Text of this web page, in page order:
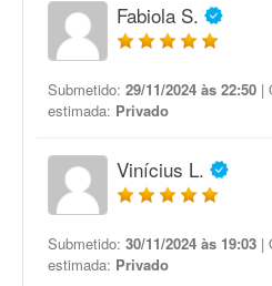
Fabiola S.
Submetido: 29/11/2024 às 22:50 |
estimada: Privado
Vinícius L.
Submetido: 30/11/2024 às 19:03 |
estimada: Privado